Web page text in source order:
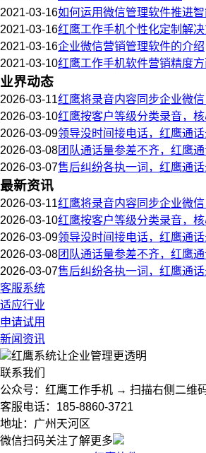
2021-03-16如何运用微信管理软件推进
2021-03-16红鹰工作手机个性化定制解
2021-03-16企业微信营销管理软件的介绍
2021-03-10红鹰工作手机软件营销精度
业界动态
2026-03-11红鹰将录音内容同步企业微
2026-03-10红鹰按客户等级分类录音，
2026-03-09领导没时间接电话，红鹰通
2026-03-08团队通话量参差不齐，红鹰
2026-03-07售后纠纷各执一词，红鹰通
最新资讯
2026-03-11红鹰将录音内容同步企业微
2026-03-10红鹰按客户等级分类录音，
2026-03-09领导没时间接电话，红鹰通
2026-03-08团队通话量参差不齐，红鹰
2026-03-07售后纠纷各执一词，红鹰通
客服系统
适应行业
申请试用
新闻资讯
红鹰系统让企业管理更透明
联系我们
公众号：红鹰工作手机 → 扫描右侧二维
客服电话：185-8860-3721
地址：广州天河区
微信扫码关注了解更多